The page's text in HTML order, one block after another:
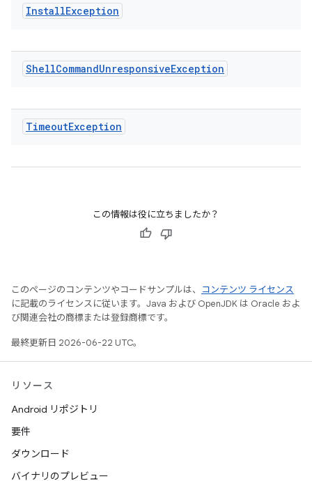
InstallException
ShellCommandUnresponsiveException
TimeoutException
この情報は役に立ちましたか？
このページのコンテンツやコードサンプルは、
コンテンツ ライセンス
に記載のライセンスに従います。Java および OpenJDK は Oracle およ
び関連会社の商標または登録商標です。
最終更新日 2026-06-22 UTC。
リソース
Android リポジトリ
要件
ダウンロード
バイナリのプレビュー